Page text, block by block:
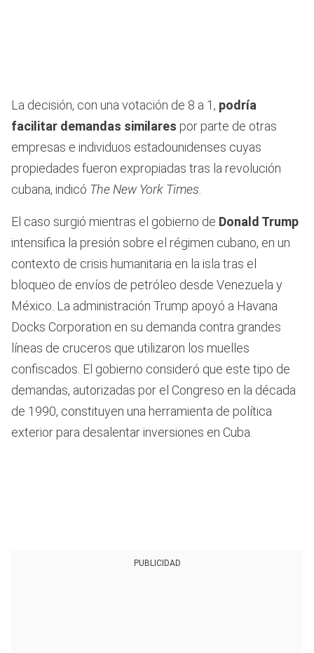
La decisión, con una votación de 8 a 1, podría
facilitar demandas similares por parte de otras
empresas e individuos estadounidenses cuyas
propiedades fueron expropiadas tras la revolución
cubana, indicó The New York Times
El caso surgió mientras el gobierno de Donald Trump
intensifica la presión sobre el régimen cubano, en un
contexto de crisis humanitaria en la isla tras el
bloqueo de envíos de petróleo desde Venezuela y
México. La administración Trump apoyó a Havana
Docks Corporation en su demanda contra grandes
líneas de cruceros que utilizaron los muelles
confiscados. El gobierno consideró que este tipo de
demandas, autorizadas por el Congreso en la década
de 1990, constituyen una herramienta de política
exterior para desalentar inversiones en Cuba.
PUBLICIDAD